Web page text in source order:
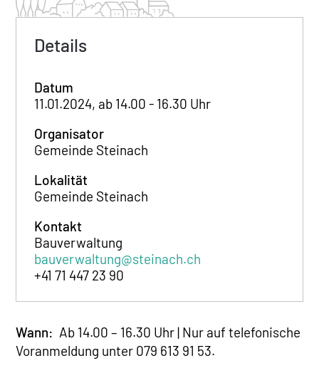
Details
Datum
11.01.2024, ab 14.00 - 16.30 Uhr
Organisator
Gemeinde Steinach
Lokalität
Gemeinde Steinach
Kontakt
Bauverwaltung
bauverwaltung@steinach.ch
+41 71 447 23 90
Wann: Ab 14.00 – 16.30 Uhr | Nur auf telefonische
Voranmeldung unter 079 613 91 53.